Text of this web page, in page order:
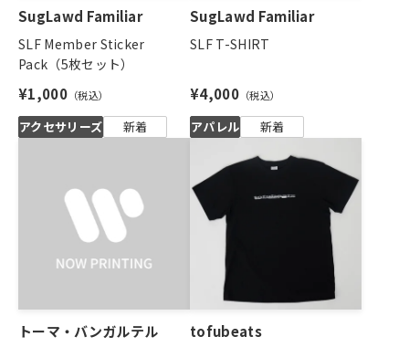
SugLawd Familiar
SLF Member Sticker
Pack（5枚セット）
¥1,000
アクセサリーズ 新着
SugLawd Familiar
SLF T-SHIRT
¥4,000
アパレル 新着
トーマ・バンガルテル tofubeats